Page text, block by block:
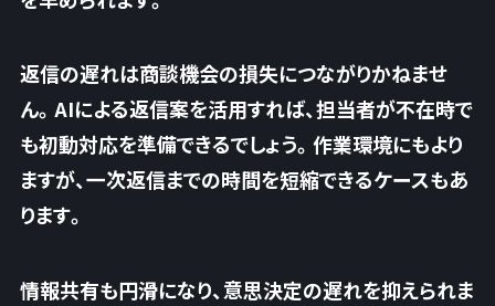
返信の遅れは商談機会の損失につながりかねませ
ん。AIによる返信案を活用すれば、担当者が不在時で
も初動対応を準備できるでしょう。作業環境にもより
ますが、一次返信までの時間を短縮できるケースもあ
ります。
情報共有も円滑になり、意思決定の遅れを抑えられま